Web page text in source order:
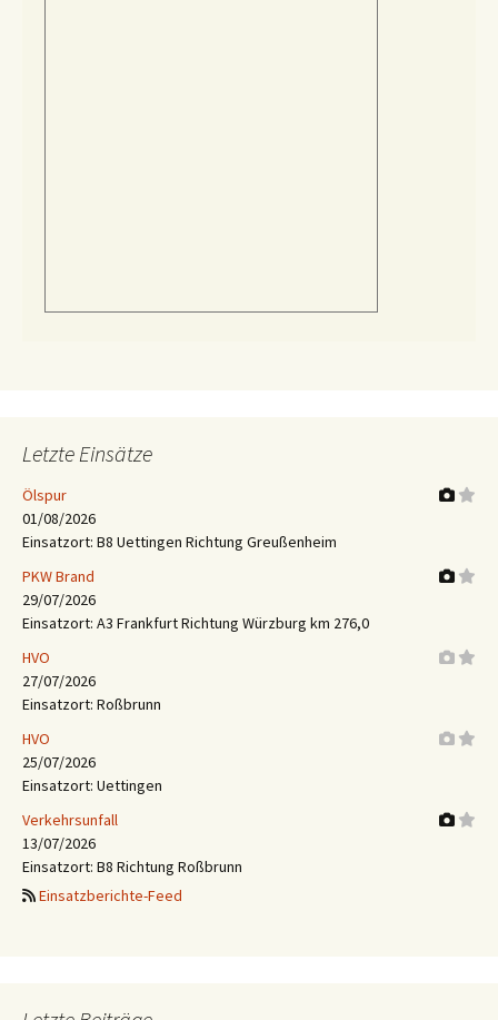
Letzte Einsätze
Ölspur
01/08/2026
Einsatzort: B8 Uettingen Richtung Greußenheim
PKW Brand
29/07/2026
Einsatzort: A3 Frankfurt Richtung Würzburg km 276,0
HVO
27/07/2026
Einsatzort: Roßbrunn
HVO
25/07/2026
Einsatzort: Uettingen
Verkehrsunfall
13/07/2026
Einsatzort: B8 Richtung Roßbrunn
Einsatzberichte-Feed